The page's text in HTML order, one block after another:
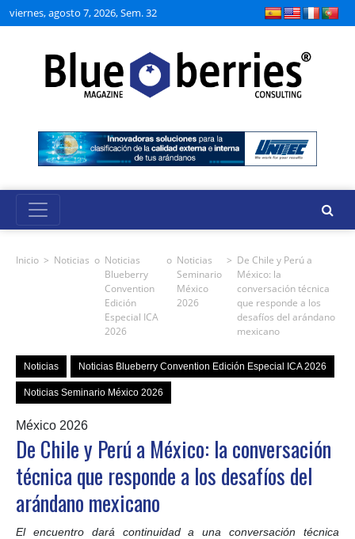
viernes, agosto 7, 2026, Sem. 32
Inicio > Noticias o Noticias
Blueberry
Convention
Edición
Especial ICA
2026
o Noticias
Seminario
México
2026
> De Chile y Perú a
México: la
conversación técnica
que responde a los
desafíos del arándano
mexicano
Noticias Noticias Blueberry Convention Edición Especial ICA 2026
Noticias Seminario México 2026
México 2026
De Chile y Perú a México: la conversación
técnica que responde a los desafíos del
arándano mexicano
El encuentro dará continuidad a una conversación técnica